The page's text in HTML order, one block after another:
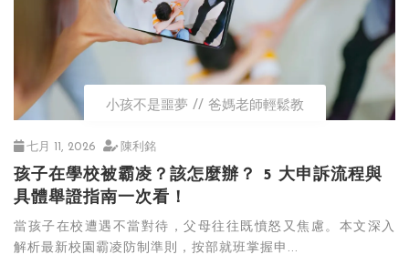
小孩不是噩夢 爸媽老師輕鬆教
七月 11, 2026 陳利銘
孩子在學校被霸凌？該怎麼辦？ 5 大申訴流程與
具體舉證指南一次看！
當孩子在校遭遇不當對待，父母往往既憤怒又焦慮。本文深入
解析最新校園霸凌防制準則，按部就班掌握申...